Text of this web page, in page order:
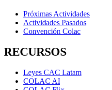
Próximas Actividades
Actividades Pasados
Convención Colac
RECURSOS
Leyes CAC Latam
COLAC AI